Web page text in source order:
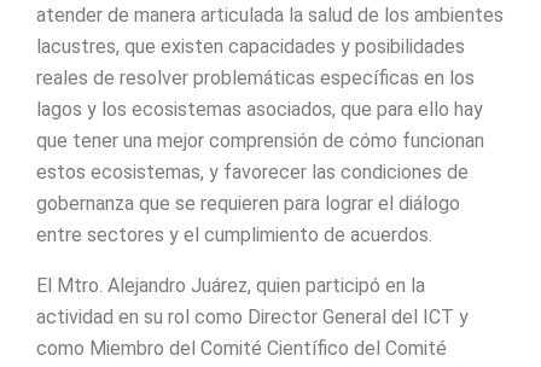
atender de manera articulada la salud de los ambientes
lacustres, que existen capacidades y posibilidades
reales de resolver problemáticas específicas en los
lagos y los ecosistemas asociados, que para ello hay
que tener una mejor comprensión de cómo funcionan
estos ecosistemas, y favorecer las condiciones de
gobernanza que se requieren para lograr el diálogo
entre sectores y el cumplimiento de acuerdos.
El Mtro. Alejandro Juárez, quien participó en la
actividad en su rol como Director General del ICT y
como Miembro del Comité Científico del Comité